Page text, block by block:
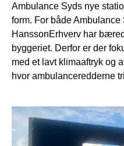
Ambulance Syds nye
form. For både Ambulance
HanssonErhverv har
byggeriet. Derfor er der
med et lavt klimaaftryk og
hvor ambulanceredderne